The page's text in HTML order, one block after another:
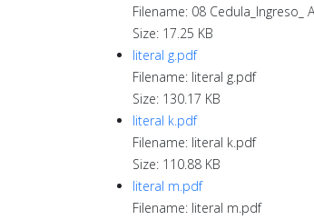
Filename: 08 Cedula_Ingreso_
Size: 17.25 KB
literal g.pdf
Filename: literal g.pdf
Size: 130.17 KB
literal k.pdf
Filename: literal k.pdf
Size: 110.88 KB
literal m.pdf
Filename: literal m.pdf